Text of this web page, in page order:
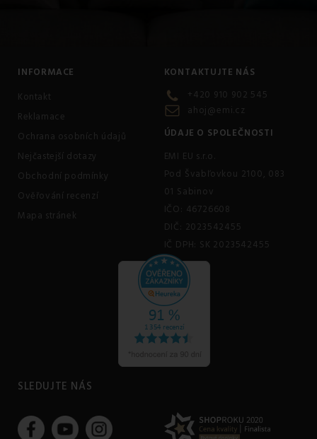
INFORMACE
Kontakt
Reklamace
Ochrana osobních údajů
Nejčastejší dotazy
Obchodní podmínky
Ověřování recenzí
Mapa stránek
KONTAKTUJTE NÁS
+420 910 902 545
ahoj@emi.cz
ÚDAJE O SPOLEČNOSTI
EMI EU s.r.o.
Pod Švabľovkou 2100, 083
01 Sabinov
IČO: 46726608
DIČ: 2023542455
IČ DPH: SK 2023542455
SLEDUJTE NÁS